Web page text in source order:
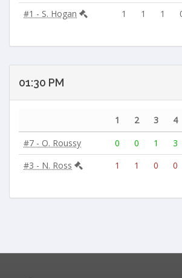
#1 - S. Hogan
1 1 1
01:30 PM
1 2 3 4
#7 - O. Roussy
0 0 1 3
#3 - N. Ross
1 1 0 0